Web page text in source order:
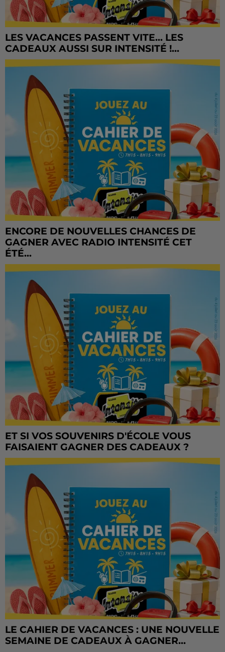
LES VACANCES PASSENT VITE... LES
CADEAUX AUSSI SUR INTENSITÉ !...
ENCORE DE NOUVELLES CHANCES DE
GAGNER AVEC RADIO INTENSITÉ CET
ÉTÉ...
ET SI VOS SOUVENIRS D'ÉCOLE VOUS
FAISAIENT GAGNER DES CADEAUX ?
LE CAHIER DE VACANCES : UNE NOUVELLE
SEMAINE DE CADEAUX À GAGNER...